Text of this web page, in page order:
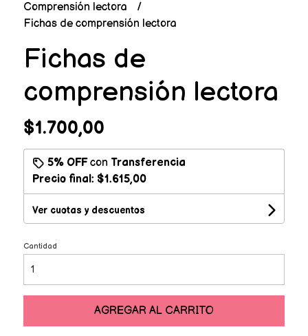
Comprensión lectora
Fichas de comprensión lectora
Fichas de
comprensión lectora
$1.700,00
5% OFFcon Transferencia
Precio final: $1.615,00
Ver cuotas y descuentos
Cantidad
AGREGAR AL CARRITO